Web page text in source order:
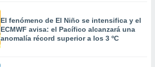
El fenómeno de El Niño se intensifica y el
ECMWF avisa: el Pacífico alcanzará una
anomalía récord superior a los 3 ºC